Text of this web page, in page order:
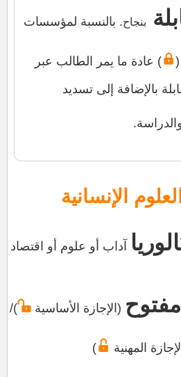
بنجاح. بالنسبة لمؤسسات
) عادة ما يمر الطالب عبر
بالإضافة إلى تسديد
الإنسانية
آداب أو علوم أو اقتصاد
مفتوح (الإجازة الأساسية )/
المهنية )